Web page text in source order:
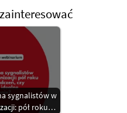
sygnalistów w
pół roku…